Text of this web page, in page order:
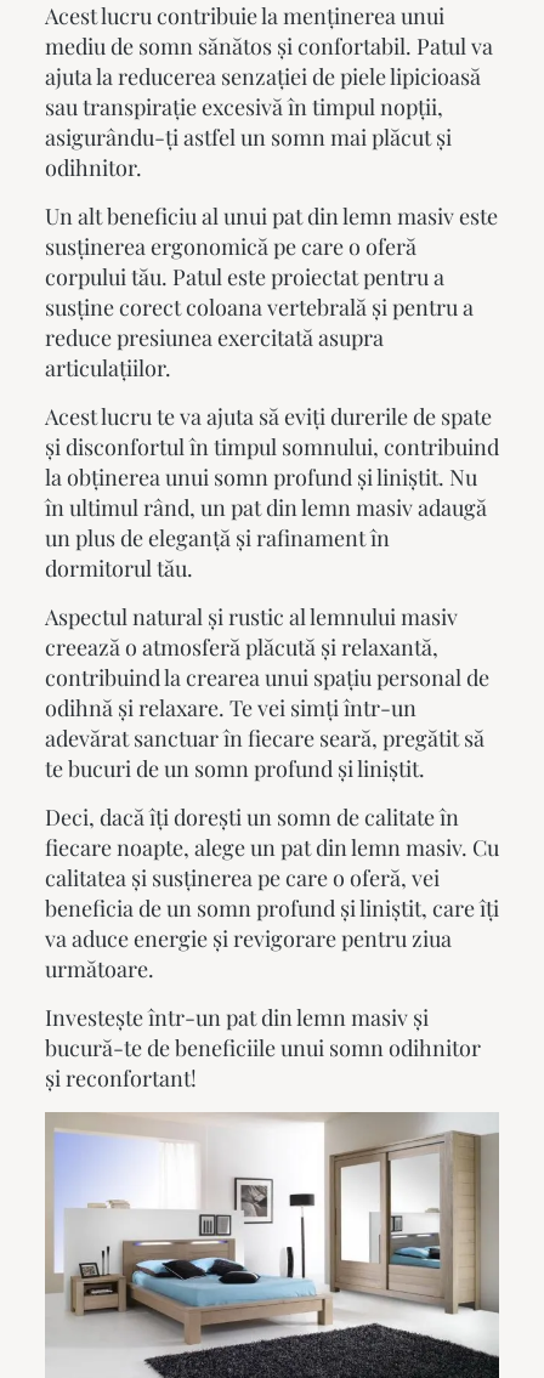
Acest lucru contribuie la menținerea unui
mediu de somn sănătos și confortabil. Patul va
ajuta la reducerea senzației de piele lipicioasă
sau transpirație excesivă în timpul nopții,
asigurându-ți astfel un somn mai plăcut și
odihnitor.
Un alt beneficiu al unuipat din lemn masiveste
susținerea ergonomică pe care o oferă
corpului tău. Patul este proiectat pentru a
susține corect coloana vertebrală și pentru a
reduce presiunea exercitată asupra
articulațiilor.
Acest lucru te va ajuta să eviți durerile de spate
și disconfortul în timpul somnului, contribuind
la obținerea unui somn profund și liniștit. Nu
în ultimul rând, unpat din lemn masivadaugă
un plus de eleganță și rafinament în
dormitorul tău.
Aspectul natural și rustic al lemnului masiv
creează o atmosferă plăcută și relaxantă,
contribuind la crearea unui spațiu personal de
odihnă și relaxare. Te vei simți într-un
adevărat sanctuar în fiecare seară, pregătit să
te bucuri de un somn profund și liniștit.
Deci, dacă îți dorești un somn de calitate în
fiecare noapte, alege unpat din lemn masiv. Cu
calitatea și susținerea pe care o oferă, vei
beneficia de un somn profund și liniștit, care îți
va aduce energie și revigorare pentru ziua
următoare.
Investește într-unpat din lemn masivși
bucură-te de beneficiile unui somn odihnitor
și reconfortant!